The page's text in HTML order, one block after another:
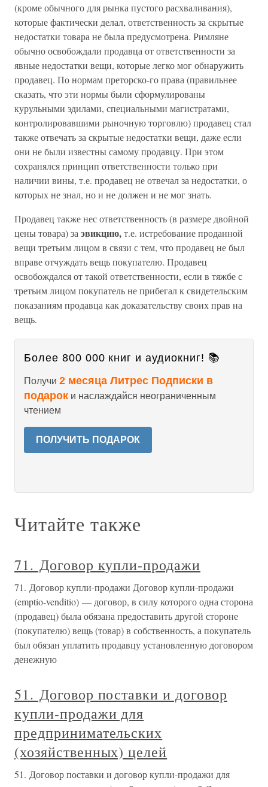
(кроме обычного для рынка пустого расхваливания),
которые фактически делал, ответственность за скрытые
недостатки товара не была предусмотрена. Римляне
обычно освобождали продавца от ответственности за
явные недостатки вещи, которые легко мог обнаружить
продавец. По нормам преторско-го права (правильнее
сказать, что эти нормы были сформулированы
курульными эдилами, специальными магистратами,
контролировавшими рыночную торговлю) продавец стал
также отвечать за скрытые недостатки вещи, даже если
они не были известны самому продавцу. При этом
сохранялся принцип ответственности только при
наличии вины, т.е. продавец не отвечал за недостатки, о
которых не знал, но и не должен и не мог знать.
Продавец также нес ответственность (в размере двойной
цены товара) за эвикцию,т.е. истребование проданной
вещи третьим лицом в связи с тем, что продавец не был
вправе отчуждать вещь покупателю. Продавец
освобождался от такой ответственности, если в тяжбе с
третьим лицом покупатель не прибегал к свидетельским
показаниям продавца как доказательству своих прав на
вещь.
Более 800 000 книг и аудиокниг! 📚
Получи 2 месяца Литрес Подписки в
подарок и наслаждайся неограниченным
чтением
ПОЛУЧИТЬ ПОДАРОК
Читайте также
71. Договор купли-продажи
71. Договор купли-продажи Договор купли-продажи
(emptio-venditio) — договор, в силу которого одна сторона
(продавец) была обязана предоставить другой стороне
(покупателю) вещь (товар) в собственность, а покупатель
был обязан уплатить продавцу установленную договором
денежную
51. Договор поставки и договор
купли-продажи для
предпринимательских
(хозяйственных) целей
51. Договор поставки и договор купли-продажи для